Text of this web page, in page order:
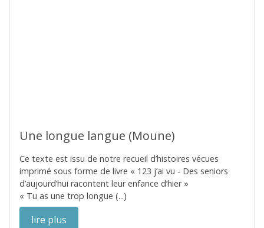
Une longue langue (Moune)
Ce texte est issu de notre recueil d’histoires vécues
imprimé sous forme de livre « 123 j’ai vu - Des seniors
d’aujourd’hui racontent leur enfance d’hier »
« Tu as une trop longue (...)
lire plus